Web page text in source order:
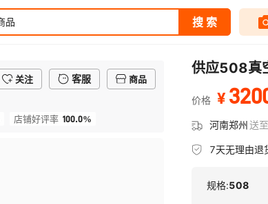
关注 客服
商品
店铺好评率 100.0%
供应508真
价格 ¥
河南郑州送至
7天无理由退
规格:508